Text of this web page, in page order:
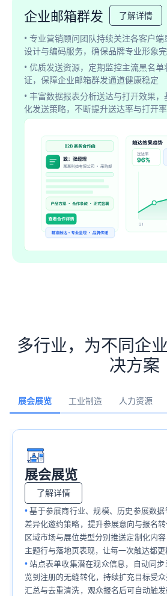
企业邮箱群发
了解详情
• 专业营销顾问团队持续关注各客户
设计与编码服务，确保品牌专业形象
• 优质发送资源，定期监控主流黑名
证，保障企业邮箱群发通道健康稳定
• 丰富数据报表分析送达与打开效果
化发送策略，不断提升送达率与打开率
多行业，为不同企
决方案
展会展览 工业制造 人力资源
展会展览
了解详情
基于参展商行业、规模、历史参展数
差异化邀约策略，提升参展意向与报名转
区域市场与展位类型分别推送定制化内
主题行与落地页表现，让每一次触达都更
站点表单收集潜在观众信息，自动同
览到注册的无缝转化，持续扩充目标受
汇总与去重清洗，观众报名后可自动触